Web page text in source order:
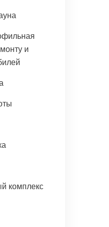
и
комплекс